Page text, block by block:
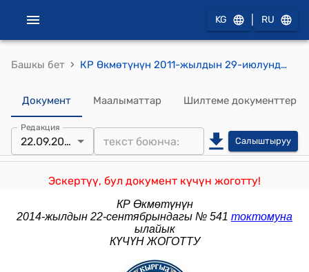
KG RU
Башкы бет › КР Өкмөтүнүн 2011-жылдын 29-июлундагы №433 "Кыргыз Республикасынын Президентине караштуу Мамлекеттик тил боюнча улуттук комиссиянын кызматкерлеринин эмгек акысын жогорулатуу жөнүндө" токтому
Документ Маалыматтар Шилтеме документтер
Редакция
22.09.2014 Салыштыруу
Эскертүү, бул документ күчүн жоготту!